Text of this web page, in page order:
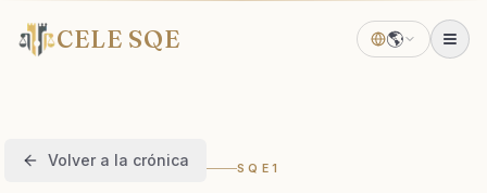
CELE SQE 🌎
Volver a la crónica SQE1